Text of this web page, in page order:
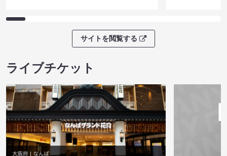
サイトを閲覧する
ライブチケット